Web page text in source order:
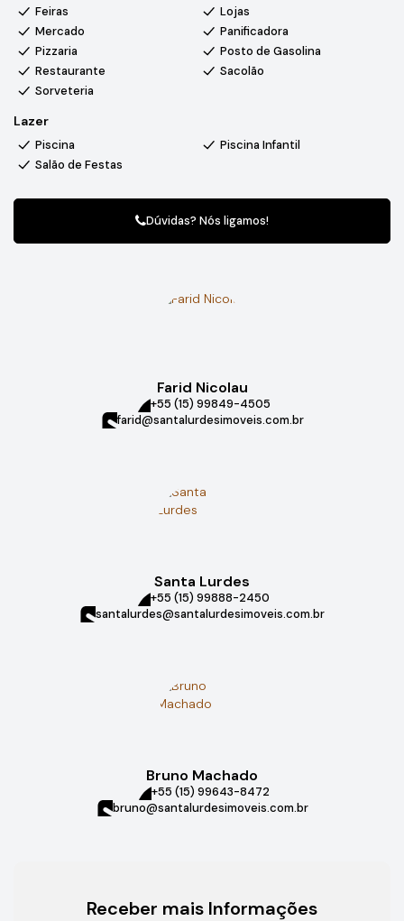
informações e agende uma visita
Feiras
Lojas
Mercado
Panificadora
Pizzaria
Posto de Gasolina
Restaurante
Sacolão
Sorveteria
Lazer
Piscina
Piscina Infantil
Salão de Festas
Dúvidas? Nós ligamos!
Farid Nicolau
+55 (15) 99849-4505
farid@santalurdesimoveis.com.br
Santa Lurdes
+55 (15) 99888-2450
santalurdes@santalurdesimoveis.com.br
Bruno Machado
+55 (15) 99643-8472
bruno@santalurdesimoveis.com.br
Receber mais Informações